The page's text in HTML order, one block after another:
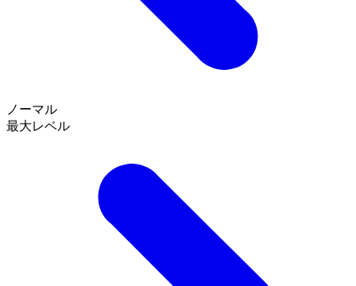
ノーマル
最大レベル